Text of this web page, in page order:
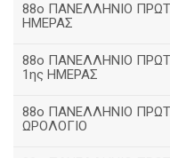
88ο ΠΑΝΕΛΛΗΝΙΟ
ΗΜΕΡΑΣ
88ο ΠΑΝΕΛΛΗΝΙΟ
1ης ΗΜΕΡΑΣ
88ο ΠΑΝΕΛΛΗΝΙΟ
ΩΡΟΛΟΓΙΟ